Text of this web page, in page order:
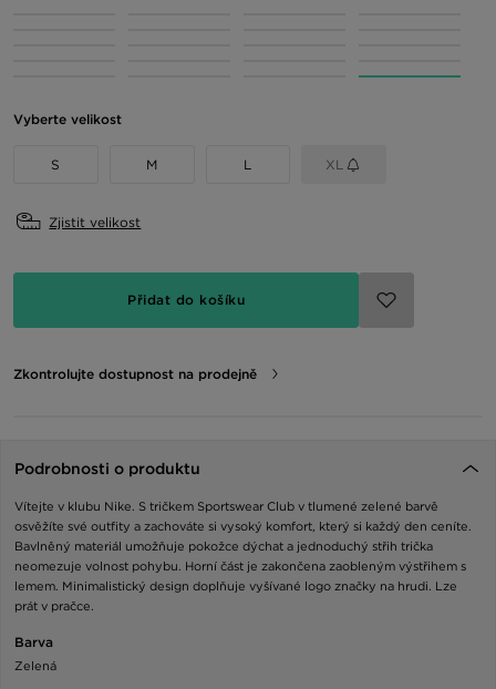
Vyberte velikost
S M L XL
Zjistit velikost
Přidat do košíku
Zkontrolujte dostupnost na prodejně
Podrobnosti o produktu
Vítejte v klubu Nike. S tričkem Sportswear Club v tlumené zelené barvě
osvěžíte své outfity a zachováte si vysoký komfort, který si každý den ceníte.
Bavlněný materiál umožňuje pokožce dýchat a jednoduchý střih trička
neomezuje volnost pohybu. Horní část je zakončena zaobleným výstřihem s
lemem. Minimalistický design doplňuje vyšívané logo značky na hrudi. Lze
prát v pračce.
Barva
Zelená